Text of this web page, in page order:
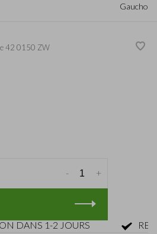
Gaucho
42 0150 ZW
+
-
1-2 JOURS